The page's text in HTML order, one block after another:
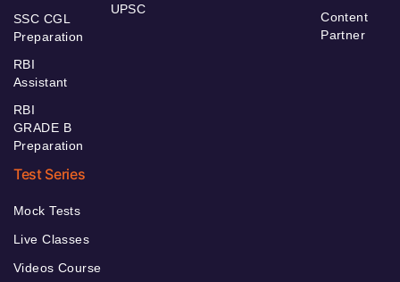
SSC CGL
Preparation
RBI
Assistant
RBI
GRADE B
Preparation
UPSC
Content
Partner
Test Series
Mock Tests
Live Classes
Videos Course